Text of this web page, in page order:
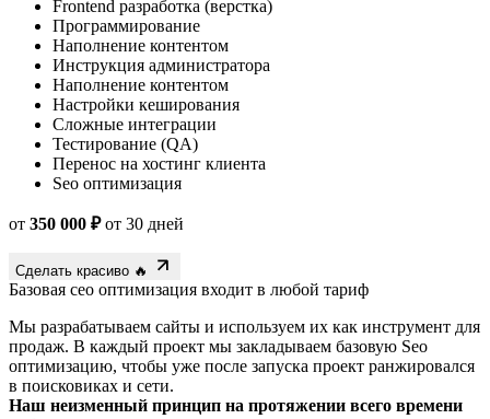
Наполнение контентом
Инструкция администратора
Наполнение контентом
Настройки кеширования
Сложные интеграции
Тестирование (QA)
Перенос на хостинг клиента
Seo оптимизация
350 000 ₽от 30 дней
Базовая сео оптимизация входит в любой тариф
Мы разрабатываем сайты и используем их как инструмент для
продаж. В каждый проект мы закладываем базовую Seo
оптимизацию, чтобы уже после запуска проект ранжировался
в поисковиках и сети.
Наш неизменный принцип на протяжении всего времени
работы агентства.